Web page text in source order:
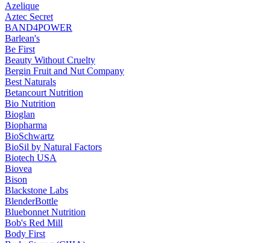
Azelique
Aztec Secret
BAND4POWER
Barlean's
Be First
Beauty Without Cruelty
Bergin Fruit and Nut Company
Best Naturals
Betancourt Nutrition
Bio Nutrition
Bioglan
Biopharma
BioSchwartz
BioSil by Natural Factors
Biotech USA
Biovea
Bison
Blackstone Labs
BlenderBottle
Bluebonnet Nutrition
Bob's Red Mill
Body First